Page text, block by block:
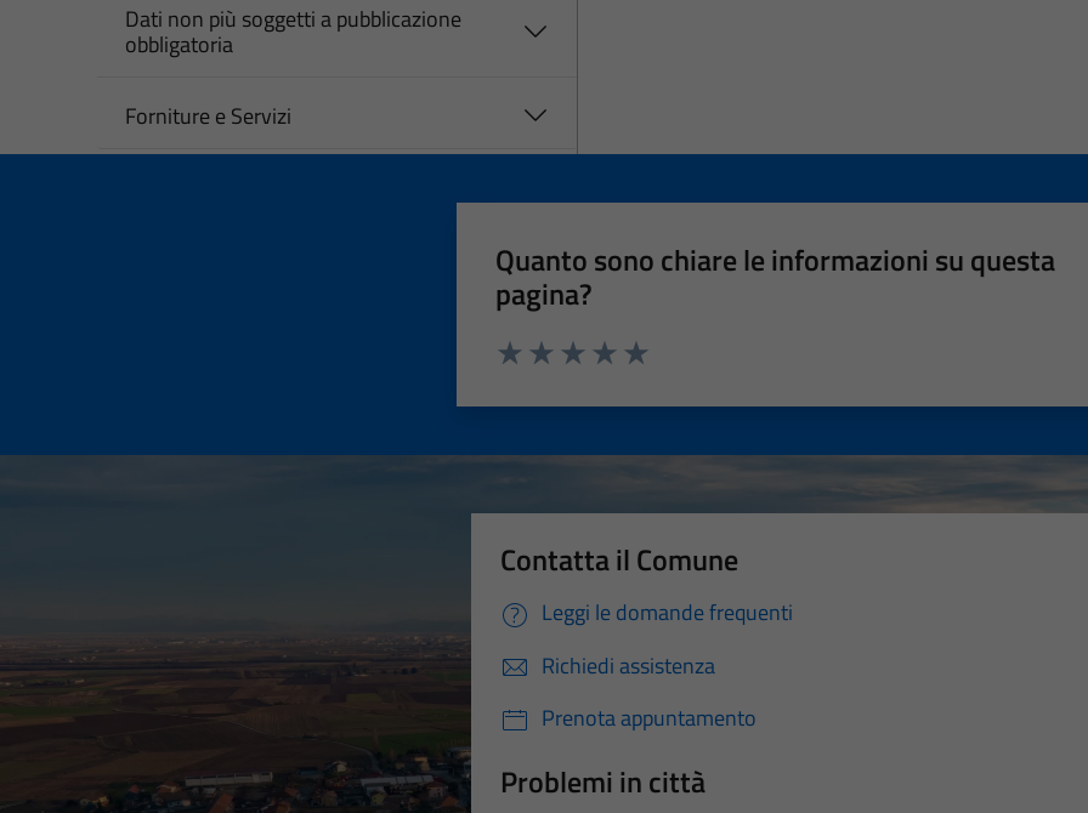
Dati non più soggetti a pubblicazione
obbligatoria
Forniture e Servizi
Quanto sono chiare le informazioni su questa
pagina?
Contatta il Comune
Leggi le domande frequenti
Richiedi assistenza
Prenota appuntamento
Problemi in città